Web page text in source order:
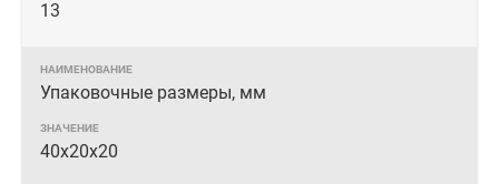
13
Упаковочные размеры, мм
40х20х20